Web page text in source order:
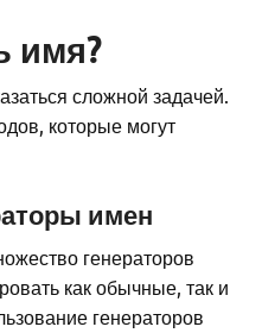
имя?
сложной задачей.
которые могут
имен
генераторов
как обычные, так и
генераторов